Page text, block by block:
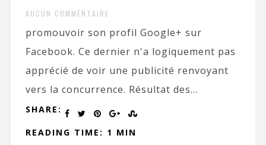
AUCUN COMMENTAIRE
promouvoir son profil Google+ sur
Facebook. Ce dernier n'a logiquement pas
apprécié de voir une publicité renvoyant
vers la concurrence. Résultat des...
SHARE:
READING TIME: 1 MIN